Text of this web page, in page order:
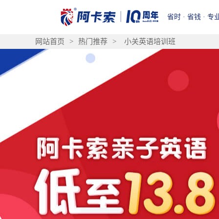
省时 · 省钱 · 专
网站首页 > 热门推荐 > 小关英语培训班